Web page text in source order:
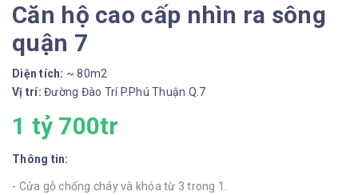
Căn hộ cao cấp nhìn ra sông
quận 7
Diện tích: ~ 80m2
Vị trí: Đường Đào Trí P.Phú Thuận Q.7
1 tỷ 700tr
Thông tin:
- Cửa gỗ chống cháy và khóa từ 3 trong 1.